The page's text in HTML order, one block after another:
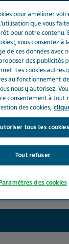
Product catalog
pour améliorer
que vous
pour notre contenu.
vous consentez à
de ces données avec
des publicités
Les cookies autres
au fonctionnement
nous y autorisez.
consentement à tout
des cookies,
tous les cookies
Tout refuser
des cookies